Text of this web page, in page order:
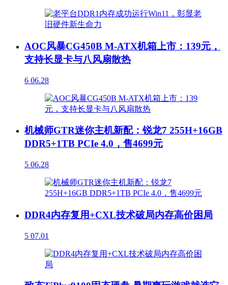
AOC风暴CG450B M-ATX机箱上市：139元，
支持长显卡与八风扇散热
6 06.28
机械师GTR迷你主机新配：锐龙7 255H+16GB
DDR5+1TB PCIe 4.0，售4699元
5 06.28
DDR4内存复用+CXL技术破局内存高价困局
5 07.01